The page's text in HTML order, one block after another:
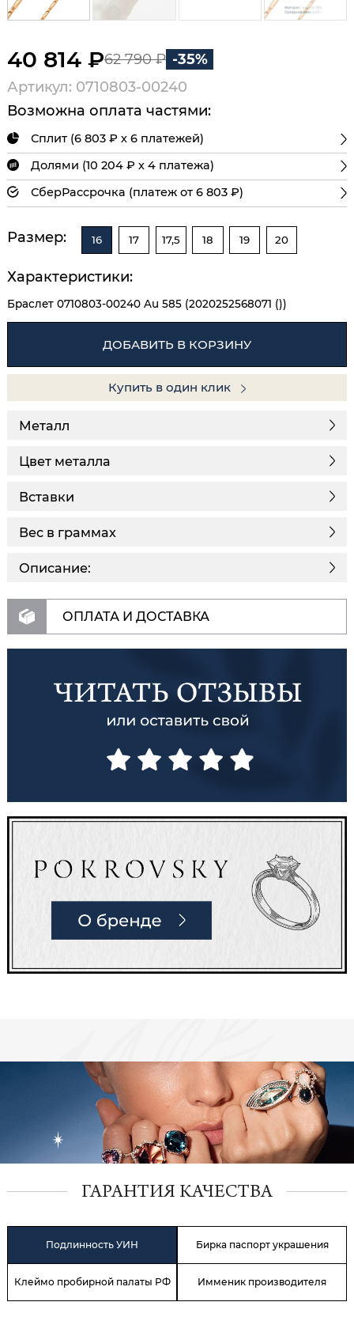
40 814 ₽62 790 ₽ -35%
Артикул: 0710803-00240
Возможна оплата частями:
Сплит (6 803 ₽ х 6 платежей)
Долями (10 204 ₽ х 4 платежа)
СберРассрочка (платеж от 6 803 ₽)
Размер: 16 17 17,5 18 19 20
Характеристики:
Браслет 0710803-00240 Au 585 (2020252568071 ())
ДОБАВИТЬ В КОРЗИНУ
Купить в один клик
Металл
Цвет металла
Вставки
Описание:
Вес в граммах
ОПЛАТА И ДОСТАВКА
ГАРАНТИЯ КАЧЕСТВА
Подлинность УИН Бирка паспорт украшения
Клеймо пробирной палаты РФ Имменик производителя